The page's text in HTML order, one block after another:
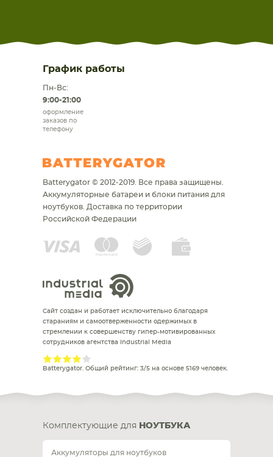
График работы
Пн-Вс:
9:00-21:00
оформление
заказов по
телефону
Batterygator © 2012-2019. Все права защищены.
Аккумуляторные батареи и блоки питания для
ноутбуков. Доставка по территории
Российской Федерации
Сайт создан и работает исключительно благодаря
стараниям и самоотверженности одержимых в
стремлении к совершенству гипер-мотивированных
сотрудников агентства Industrial Media
Batterygator. Общий рейтинг: 3/5 на основе 5169 человек.
Комплектующие для НОУТБУКА
Аккумуляторы для ноутбуков